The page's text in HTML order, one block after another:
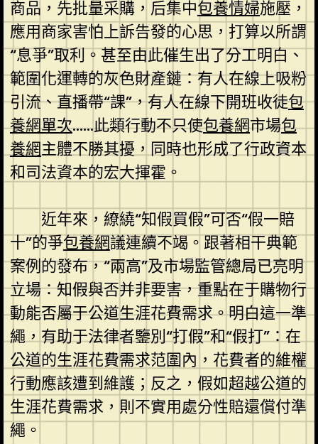
商品，先批量采購，后集中包養情婦施壓，
應用商家害怕上訴告發的心思，打算以所謂
“息爭”取利。甚至由此催生出了分工明白、
範圍化運轉的灰色財產鏈：有人在線上吸粉
引流、直播帶“課”，有人在線下開班收徒包
養網單次……此類行動不只使包養網市場包
養網主體不勝其擾，同時也形成了行政資本
和司法資本的宏大揮霍。
近年來，繚繞“知假買假”可否“假一賠
十”的爭包養網議連續不竭。跟著相干典範
案例的發布，“兩高”及市場監管總局已亮明
立場：知假與否并非要害，重點在于購物行
動能否屬于公道生涯花費需求。明白這一準
繩，有助于法律者鑒別“打假”和“假打”：在
公道的生涯花費需求范圍內，花費者的維權
行動應該遭到維護；反之，假如超越公道的
生涯花費需求，則不實用處分性賠還償付準
繩。